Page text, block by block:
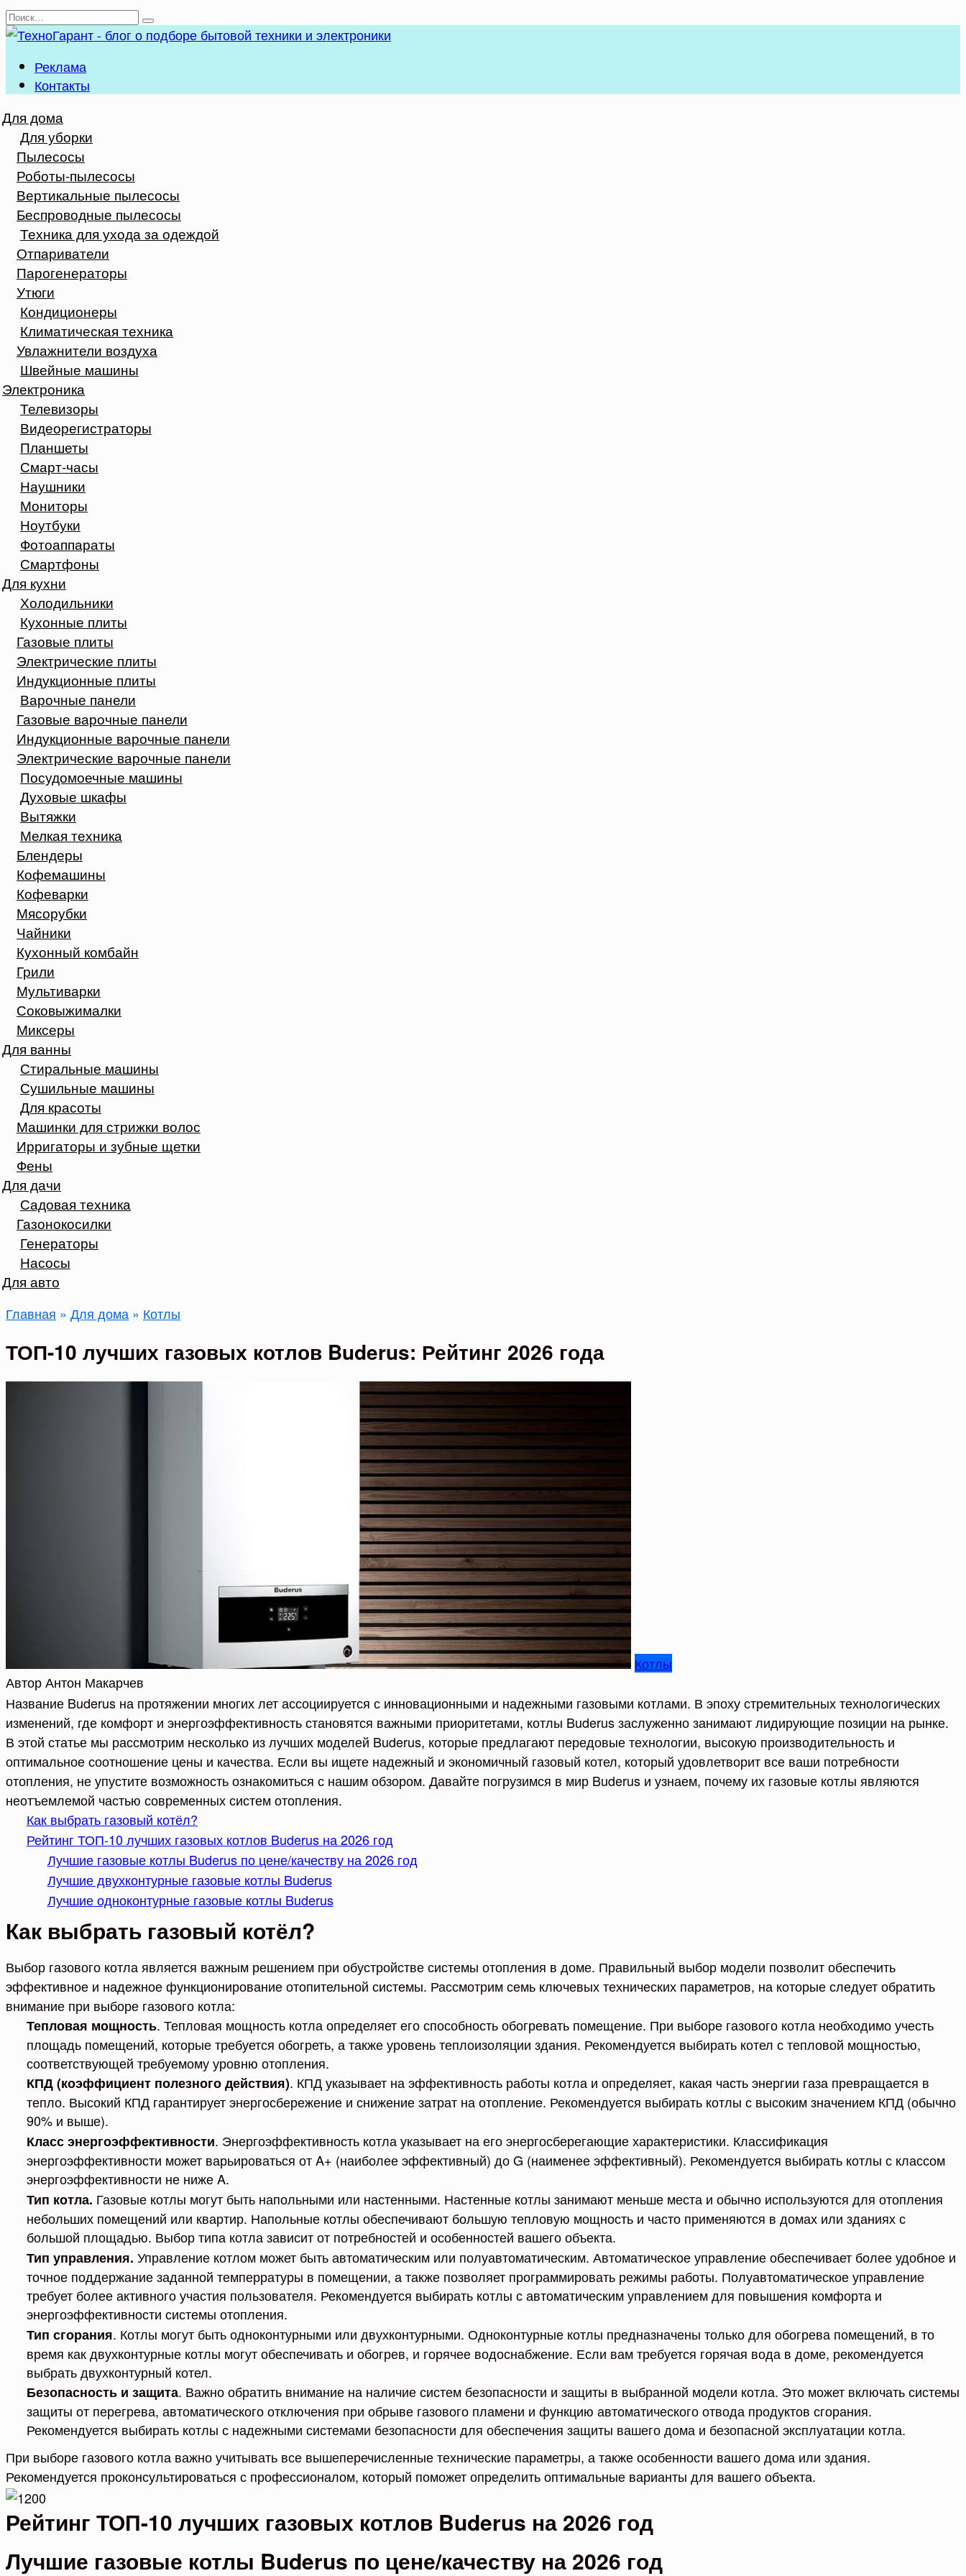
Перейти
к
Search
for:
Реклама
Контакты
Для дома
Для уборки
Пылесосы
Роботы-пылесосы
Вертикальные пылесосы
Беспроводные пылесосы
Техника для ухода за одеждой
Отпариватели
Парогенераторы
Утюги
Кондиционеры
Климатическая техника
Увлажнители воздуха
Швейные машины
Электроника
Телевизоры
Видеорегистраторы
Планшеты
Смарт-часы
Наушники
Мониторы
Ноутбуки
Фотоаппараты
Смартфоны
Для кухни
Холодильники
Кухонные плиты
Газовые плиты
Электрические плиты
Индукционные плиты
Варочные панели
Газовые варочные панели
Индукционные варочные панели
Электрические варочные панели
Посудомоечные машины
Духовые шкафы
Вытяжки
Мелкая техника
Блендеры
Кофемашины
Кофеварки
Мясорубки
Чайники
Кухонный комбайн
Грили
Мультиварки
Соковыжималки
Миксеры
Для ванны
Стиральные машины
Сушильные машины
Для красоты
Машинки для стрижки волос
Ирригаторы и зубные щетки
Фены
Для дачи
Садовая техника
Газонокосилки
Генераторы
Насосы
Для авто
Главная » Для дома » Котлы
ТОП-10 лучших газовых котлов Buderus: Рейтинг 2026 года
Котлы
АвторАнтон Макарчев
Название Buderus на протяжении многих лет ассоциируется с инновационными и надежными газовыми котлами. В эпоху стремительных технологических
изменений, где комфорт и энергоэффективность становятся важными приоритетами, котлы Buderus заслуженно занимают лидирующие позиции на рынке.
В этой статье мы рассмотрим несколько из лучших моделей Buderus, которые предлагают передовые технологии, высокую производительность и
оптимальное соотношение цены и качества. Если вы ищете надежный и экономичный газовый котел, который удовлетворит все ваши потребности
отопления, не упустите возможность ознакомиться с нашим обзором. Давайте погрузимся в мир Buderus и узнаем, почему их газовые котлы являются
неотъемлемой частью современных систем отопления.
Как выбрать газовый котёл?
Рейтинг ТОП-10 лучших газовых котлов Buderus на 2026 год
Лучшие газовые котлы Buderus по цене/качеству на 2026 год
Лучшие двухконтурные газовые котлы Buderus
Лучшие одноконтурные газовые котлы Buderus
Как выбрать газовый котёл?
Выбор газового котла является важным решением при обустройстве системы отопления в доме. Правильный выбор модели позволит обеспечить
эффективное и надежное функционирование отопительной системы. Рассмотрим семь ключевых технических параметров, на которые следует обратить
внимание при выборе газового котла:
Тепловая мощность. Тепловая мощность котла определяет его способность обогревать помещение. При выборе газового котла необходимо учесть
площадь помещений, которые требуется обогреть, а также уровень теплоизоляции здания. Рекомендуется выбирать котел с тепловой мощностью,
соответствующей требуемому уровню отопления.
КПД (коэффициент полезного действия). КПД указывает на эффективность работы котла и определяет, какая часть энергии газа превращается в
тепло. Высокий КПД гарантирует энергосбережение и снижение затрат на отопление. Рекомендуется выбирать котлы с высоким значением КПД (обычно
90% и выше).
Класс энергоэффективности. Энергоэффективность котла указывает на его энергосберегающие характеристики. Классификация
энергоэффективности может варьироваться от A+ (наиболее эффективный) до G (наименее эффективный). Рекомендуется выбирать котлы с классом
энергоэффективности не ниже A.
Тип котла. Газовые котлы могут быть напольными или настенными. Настенные котлы занимают меньше места и обычно используются для отопления
небольших помещений или квартир. Напольные котлы обеспечивают большую тепловую мощность и часто применяются в домах или зданиях с
большой площадью. Выбор типа котла зависит от потребностей и особенностей вашего объекта.
Тип управления. Управление котлом может быть автоматическим или полуавтоматическим. Автоматическое управление обеспечивает более удобное и
точное поддержание заданной темперратуры в помещении, а также позволяет программировать режимы работы. Полуавтоматическое управление
требует более активного участия пользователя. Рекомендуется выбирать котлы с автоматическим управлением для повышения комфорта и
энергоэффективности системы отопления.
Тип сгорания. Котлы могут быть одноконтурными или двухконтурными. Одноконтурные котлы предназначены только для обогрева помещений, в то
время как двухконтурные котлы могут обеспечивать и обогрев, и горячее водоснабжение. Если вам требуется горячая вода в доме, рекомендуется
выбрать двухконтурный котел.
Безопасность и защита. Важно обратить внимание на наличие систем безопасности и защиты в выбранной модели котла. Это может включать системы
защиты от перегрева, автоматического отключения при обрыве газового пламени и функцию автоматического отвода продуктов сгорания.
Рекомендуется выбирать котлы с надежными системами безопасности для обеспечения защиты вашего дома и безопасной эксплуатации котла.
При выборе газового котла важно учитывать все вышеперечисленные технические параметры, а также особенности вашего дома или здания.
Рекомендуется проконсультироваться с профессионалом, который поможет определить оптимальные варианты для вашего объекта.
Рейтинг ТОП-10 лучших газовых котлов Buderus на 2026 год
Лучшие газовые котлы Buderus по цене/качеству на 2026 год